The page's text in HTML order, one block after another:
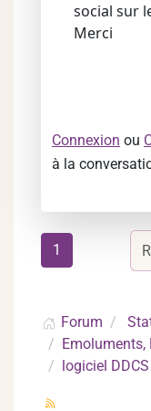
social sur
Merci
Connexion ou
à la
1
Forum
Emoluments,
logiciel DDCS